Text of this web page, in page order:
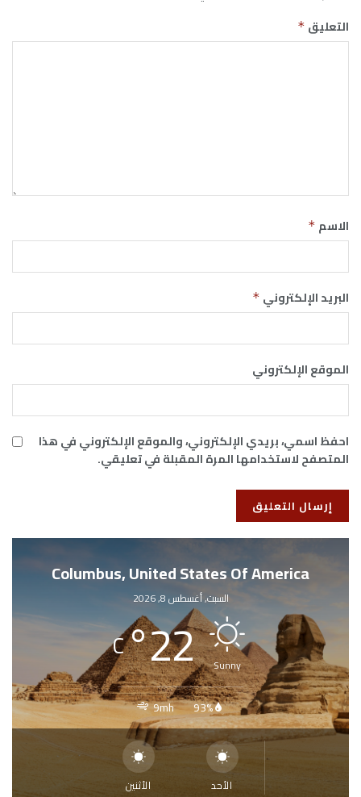
التعليق *
الاسم *
البريد الإلكتروني *
الموقع الإلكتروني
احفظ اسمي، بريدي الإلكتروني، والموقع الإلكتروني في هذا
المتصفح لاستخدامها المرة المقبلة في تعليقي.
Columbus, United States Of America
السبت, أغسطس 8, 2026
Sunny
22
°
C
93%
9mh
الأحد الأثنين